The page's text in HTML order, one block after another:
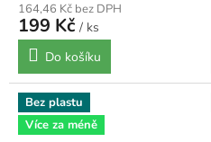
164,46 Kč bez DPH
199 Kč / ks
Do košíku
Bez plastu
Více za méně